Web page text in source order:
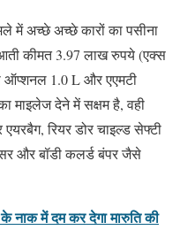
में अच्छे अच्छे कारों का पसीना
कीमत 3.97 लाख रुपये (एक्स
ऑप्शनल 1.0 L और एएमटी
माइलेज देने में सक्षम है, वही
रियर डोर चाइल्ड सेफ्टी
और बॉडी कलर्ड बंपर जैसे
नाक में दम कर देगा मारुति की